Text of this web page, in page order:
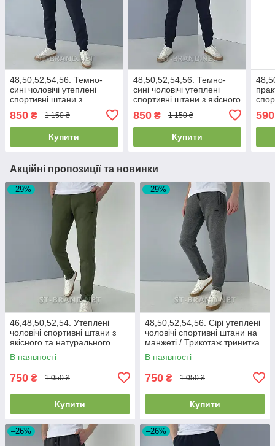
48,50,52,54,56. Темно-
сині чоловічі утеплені
спортивні штани з
тринитка
850 ₴ 1 150 ₴
Купити
48,50,52,54,56. Темно-
сині чоловічі утеплені
спортивні штани з якісного
натурального трикотажу
850₴ 1 150 ₴
Купити
590
Акційні пропозиції та новинки
–29%
46,48,50,52,54. Утеплені
чоловічі спортивні штани з
якісного та натурального
трикотажу ST-BRAND -
оливкові
В наявності
750 ₴ 1 050 ₴
Купити
–29%
48,50,52,54,56. Сірі утеплені
чоловічі спортивні штани на
манжеті / Трикотаж тринитка
В наявності
750 ₴ 1 050 ₴
Купити
–26% –26%